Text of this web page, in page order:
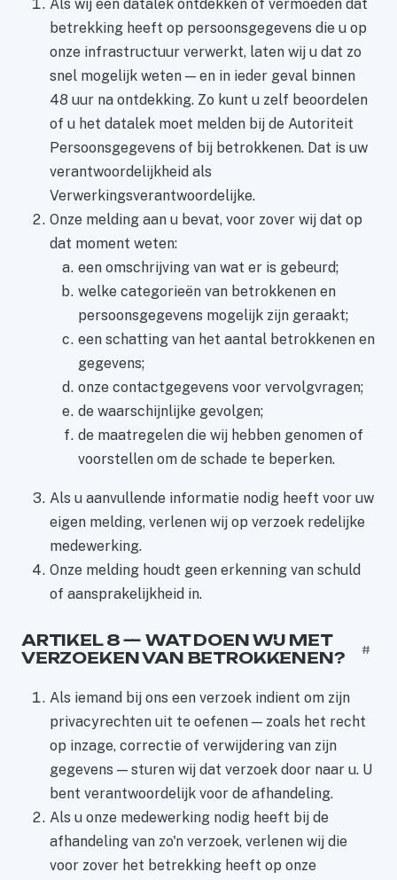
Als wij een datalek ontdekken of vermoeden dat
betrekking heeft op persoonsgegevens die u op
onze infrastructuur verwerkt, laten wij u dat zo
snel mogelijk weten — en in ieder geval binnen
48 uur na ontdekking. Zo kunt u zelf beoordelen
of u het datalek moet melden bij de Autoriteit
Persoonsgegevens of bij betrokkenen. Dat is uw
verantwoordelijkheid als
Verwerkingsverantwoordelijke.
Onze melding aan u bevat, voor zover wij dat op
dat moment weten:
een omschrijving van wat er is gebeurd;
welke categorieën van betrokkenen en
persoonsgegevens mogelijk zijn geraakt;
een schatting van het aantal betrokkenen en
gegevens;
onze contactgegevens voor vervolgvragen;
de waarschijnlijke gevolgen;
de maatregelen die wij hebben genomen of
voorstellen om de schade te beperken.
Als u aanvullende informatie nodig heeft voor uw
eigen melding, verlenen wij op verzoek redelijke
medewerking.
Onze melding houdt geen erkenning van schuld
of aansprakelijkheid in.
ARTIKEL 8 — WAT DOEN WIJ MET
VERZOEKEN VAN BETROKKENEN?
#
Als iemand bij ons een verzoek indient om zijn
privacyrechten uit te oefenen — zoals het recht
op inzage, correctie of verwijdering van zijn
gegevens — sturen wij dat verzoek door naar u. U
bent verantwoordelijk voor de afhandeling.
Als u onze medewerking nodig heeft bij de
afhandeling van zo'n verzoek, verlenen wij die
voor zover het betrekking heeft op onze